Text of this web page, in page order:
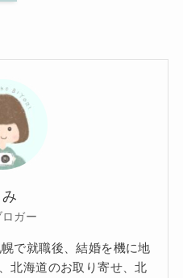
み
ガー
で就職後、結婚を機に地
北海道のお取り寄せ、北